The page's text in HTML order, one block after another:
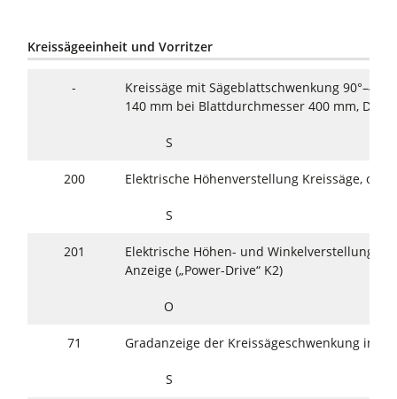
Kreissägeeinheit und Vorritzer
-
Kreissäge mit Sägeblattschwenkung
140 mm bei Blattdurchmesser 400 mm,
S
200 Elektrische Höhenverstellung Kreissäge,
S
201
Elektrische Höhen- und Winkelverstellung
Anzeige („Power-Drive“ K2)
O
71 Gradanzeige der Kreissägeschwenkung im
S